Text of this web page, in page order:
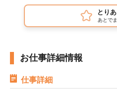
とり
あとで
お仕事詳細情報
仕事詳細